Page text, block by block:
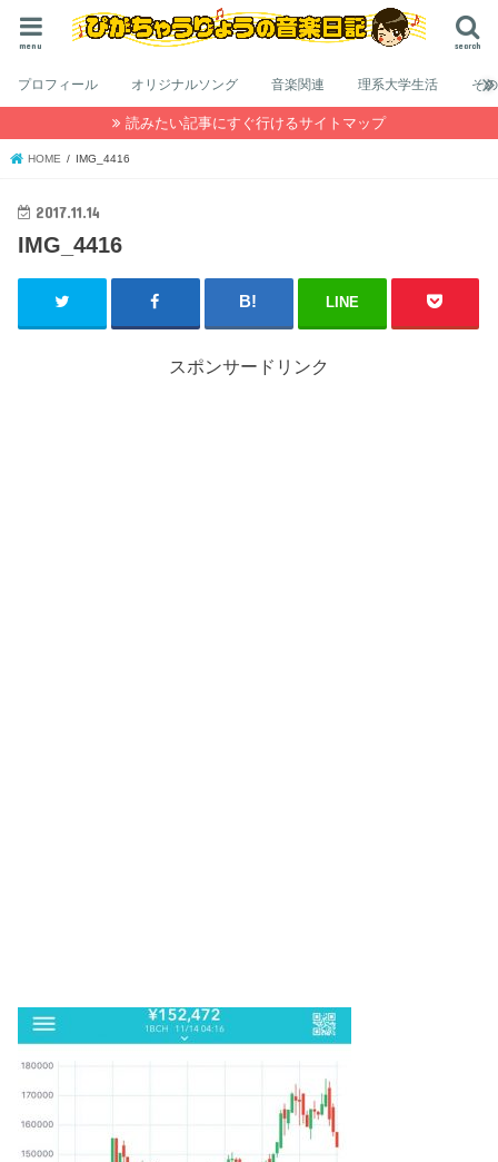
search
menu
プロフィール オリジナルソング 音楽関連 理系大学生活 そ
読みたい記事にすぐ行けるサイトマップ
HOME IMG_4416
2017.11.14
IMG_4416
LINE
スポンサードリンク